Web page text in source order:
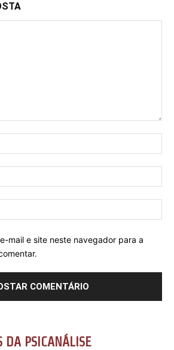
mail e site neste navegador para a
DA PSICANÁLISE